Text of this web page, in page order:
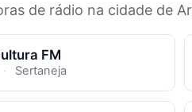
de rádio na cidade de
FM
· Sertaneja